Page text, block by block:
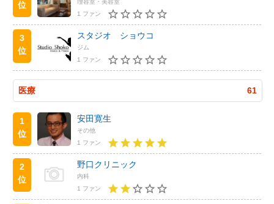
位
1 ファン
3
位
スタジオ ショウコ
ジム
1 ファン
医療 61
1
位
安田寛生
その他
1 ファン
2
位
野口クリニック
内科
1 ファン